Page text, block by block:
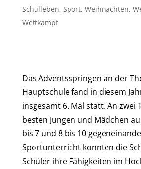
Schulleben, Sport, Weihnachten,
Wettkampf
Das Adventsspringen an der
Hauptschule fand in diesem
insgesamt 6. Mal statt. An zwei
besten Jungen und Mädchen
bis 7 und 8 bis 10
Sportunterricht konnten die
Schüler ihre Fähigkeiten im